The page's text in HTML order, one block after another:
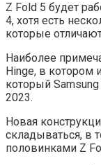
Z Fold 5 будет
4, хотя есть
которые
Наиболее
Hinge, в котором
который
2023.
Новая
складываться, в
половинками Z